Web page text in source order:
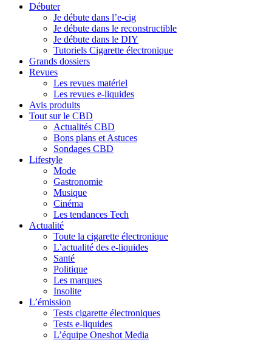
Débuter
Je débute dans l’e-cig
Je débute dans le reconstructible
Je débute dans le DIY
Tutoriels Cigarette électronique
Grands dossiers
Revues
Les revues matériel
Les revues e-liquides
Avis produits
Tout sur le CBD
Actualités CBD
Bons plans et Astuces
Sondages CBD
Lifestyle
Mode
Gastronomie
Musique
Cinéma
Les tendances Tech
Actualité
Toute la cigarette électronique
L’actualité des e-liquides
Santé
Politique
Les marques
Insolite
L’émission
Tests cigarette électroniques
Tests e-liquides
L’équipe Oneshot Media